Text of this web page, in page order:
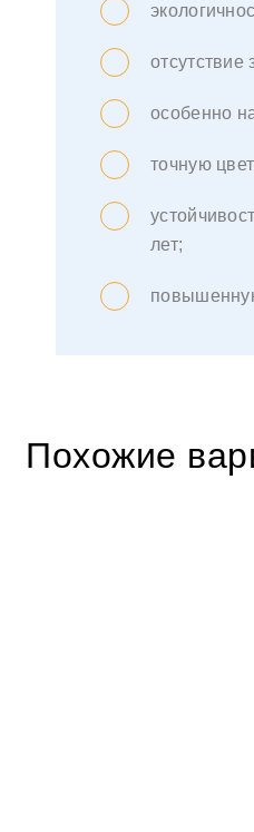
отсутствие
особенно
точную
лет;
Похожие